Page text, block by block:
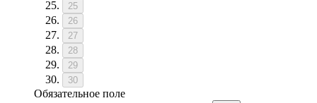
25
26
27
28
29
30
Обязательное поле